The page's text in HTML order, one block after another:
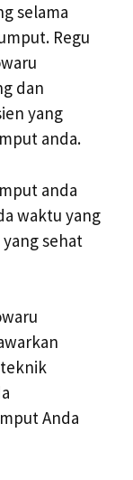
selama
Regu
dan
yang
anda.
anda
waktu yang
sehat
Anda